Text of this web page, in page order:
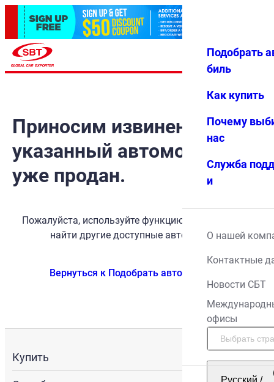
Избранн
Меню
Подобрать
биль
Как купить
Почему
нас
Служба
и
О нашей
Контактные
Новости СБТ
офисы
Русский /
Приносим извинения, но
указанный автомобиль
уже продан.
Пожалуйста, используйте функцию поиска, чтобы
найти другие доступные автомобили.
Вернуться к Подобрать автомобиль
Купить